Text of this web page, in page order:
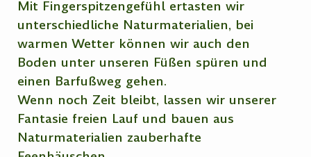
Mit Fingerspitzengefühl ertasten wir
unterschiedliche Naturmaterialien, bei
warmen Wetter können wir auch den
Boden unter unseren Füßen spüren und
einen Barfußweg gehen.
Wenn noch Zeit bleibt, lassen wir unserer
Fantasie freien Lauf und bauen aus
Naturmaterialien zauberhafte